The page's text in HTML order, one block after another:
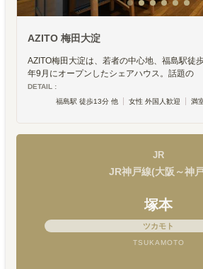
AZITO 梅田大淀
AZITO梅田大淀は、若者の中心地、福島駅徒
年9月にオープンしたシェアハウス。話題の
DETAIL :
福島駅 徒歩13分 他
女性 外国人歓迎 満
JR
JR神戸線(大阪～神
塚本
ツカモト
TSUKAMOTO